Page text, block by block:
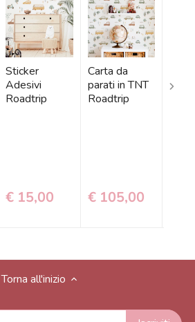
Sticker
Adesivi
Roadtrip
€ 15,00
Carta da
parati in TNT
Roadtrip
€ 105,00
Torna all'inizio